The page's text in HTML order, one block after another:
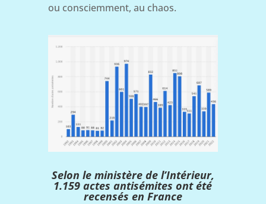
ou consciemment, au chaos.
Selon le ministère de l’Intérieur,
1.159 actes antisémites ont été
recensés en France